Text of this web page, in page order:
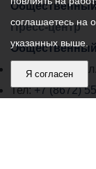
Пресс-центр
Владикавказ,
Тел:+7 (8672)
соглашаетесь на
указанных выше.
Я согласен